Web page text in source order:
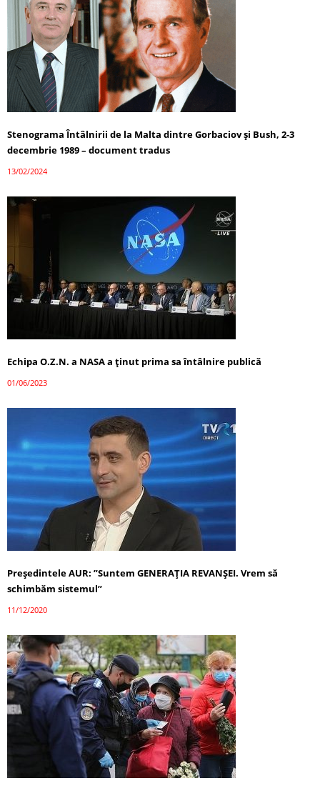
Stenograma Întâlnirii de la Malta dintre Gorbaciov și Bush, 2-3
decembrie 1989 – document tradus
13/02/2024
Echipa O.Z.N. a NASA a ținut prima sa întâlnire publică
01/06/2023
Președintele AUR: ”Suntem GENERAȚIA REVANȘEI. Vrem să
schimbăm sistemul”
11/12/2020